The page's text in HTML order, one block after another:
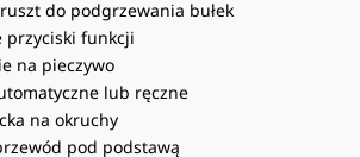
do podgrzewania bułek
przyciski funkcji
na pieczywo
lub ręczne
na okruchy
pod podstawą